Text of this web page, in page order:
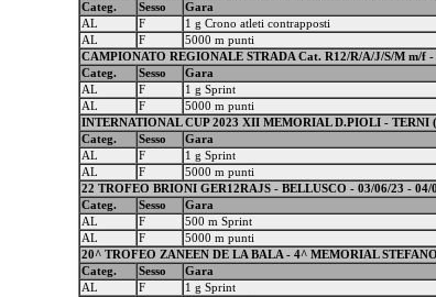
Categ.
Sesso Gara
AL
F 1 g Crono atleti contrapposti
AL
F 5000 m punti
CAMPIONATO REGIONALE STRADA Cat. R12/R/A/J/S/M m/f
Categ.
Sesso Gara
AL
F 1 g Sprint
AL
F 5000 m punti
INTERNATIONAL CUP 2023 XII MEMORIAL D.PIOLI - TERNI
Categ.
Sesso Gara
AL
F 1 g Sprint
AL
F 5000 m punti
22 TROFEO BRIONI GER12RAJS - BELLUSCO - 03/06/23 - 04/
Categ.
Sesso Gara
AL
F 500 m Sprint
AL
F 5000 m punti
20^ TROFEO ZANEEN DE LA BALA - 4^ MEMORIAL
Categ.
Sesso Gara
AL
F 1 g Sprint